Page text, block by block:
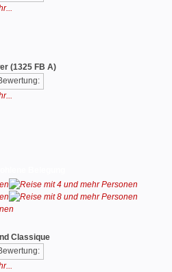
(1325 FB A)
Classique